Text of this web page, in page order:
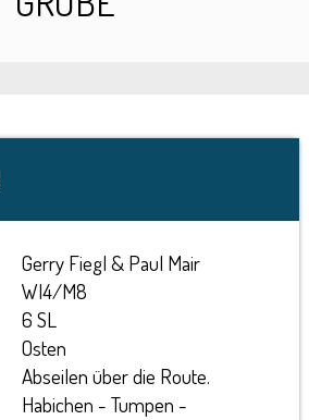
Gerry Fiegl & Paul Mair
WI4/M8
6 SL
Osten
Abseilen über die Route.
Habichen - Tumpen -